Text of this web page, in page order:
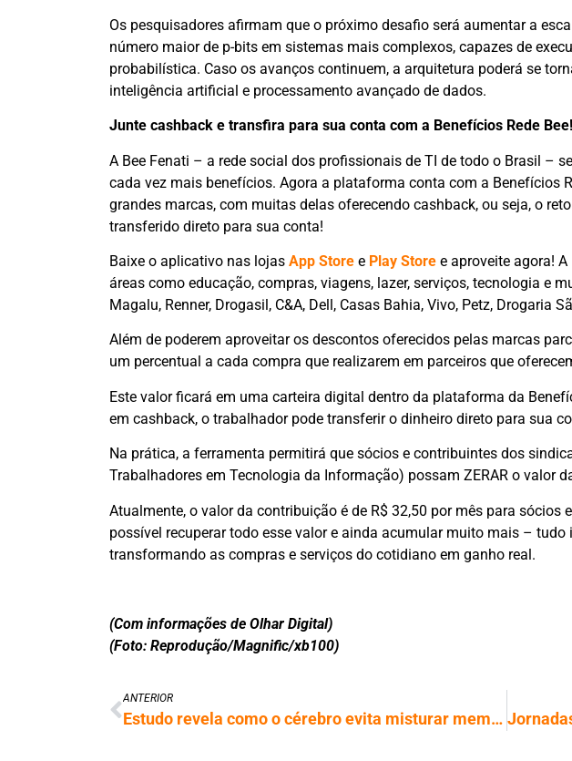
Os pesquisadores afirmam que o próximo desafio será aumentar a
número maior de p-bits em sistemas mais complexos, capazes de
probabilística. Caso os avanços continuem, a arquitetura poderá se
inteligência artificial e processamento avançado de dados.
Junte cashback e transfira para sua conta com a Benefícios Rede Bee!
A Bee Fenati – a rede social dos profissionais de TI de todo o Brasil –
cada vez mais benefícios. Agora a plataforma conta com a Benefícios
grandes marcas, com muitas delas oferecendo cashback, ou seja, o
transferido direto para sua conta!
Baixe o aplicativo nas lojas App Storee Play Storee aproveite agora! A
áreas como educação, compras, viagens, lazer, serviços, tecnologia e
Magalu, Renner, Drogasil, C&A, Dell, Casas Bahia, Vivo, Petz, Drogaria
Além de poderem aproveitar os descontos oferecidos pelas marcas
um percentual a cada compra que realizarem em parceiros que
Este valor ficará em uma carteira digital dentro da plataforma da
em cashback, o trabalhador pode transferir o dinheiro direto para sua
Na prática, a ferramenta permitirá que sócios e contribuintes dos
Trabalhadores em Tecnologia da Informação) possam ZERAR o valor
Atualmente, o valor da contribuição é de R$ 32,50 por mês para sócios
possível recuperar todo esse valor e ainda acumular muito mais –
transformando as compras e serviços do cotidiano em ganho real.
(Com informações de Olhar Digital)
(Foto: Reprodução/Magnific/xb100)
ANTERIOR
Estudo revela como o cérebro evita misturar memórias